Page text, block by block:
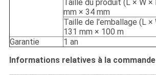
Taille du produit (L × W ×
mm × 34 mm
Taille de l'emballage (L ×
131 mm × 100 m
Garantie
1 an
Informations relatives à la commande